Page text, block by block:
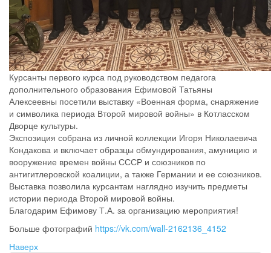
Курсанты первого курса под руководством педагога
дополнительного образования Ефимовой Татьяны
Алексеевны посетили выставку «Военная форма, снаряжение
и символика периода Второй мировой войны» в Котласском
Дворце культуры.
Экспозиция собрана из личной коллекции Игоря Николаевича
Кондакова и включает образцы обмундирования, амуницию и
вооружение времен войны СССР и союзников по
антигитлеровской коалиции, а также Германии и ее союзников.
Выставка позволила курсантам наглядно изучить предметы
истории периода Второй мировой войны.
Благодарим Ефимову Т.А. за организацию мероприятия!
Больше фотографий https://vk.com/wall-2162136_4152
Наверх